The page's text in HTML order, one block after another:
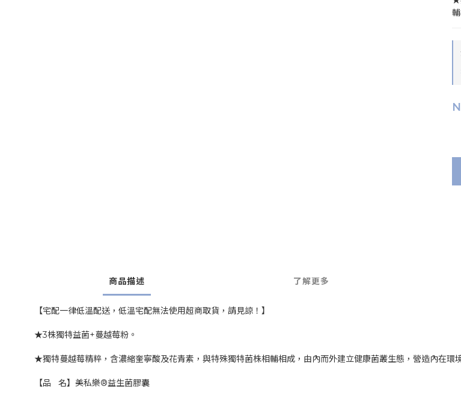
商品描述 了解更多
【宅配一律低溫配送，低溫宅配無法使用超商取貨，請見諒！】
★3株獨特益菌+蔓越莓粉。
★獨特蔓越莓精粹，含濃縮奎寧酸及花青素，與特殊獨特菌株相輔相成，由內而外建立健康菌叢生態，營造內在環
【品 名】美私樂®益生菌膠囊